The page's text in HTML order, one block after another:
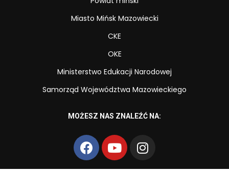
Miasto Mińsk Mazowiecki
CKE
OKE
Ministerstwo Edukacji Narodowej
Samorząd Województwa Mazowieckiego
MOŻESZ NAS ZNALEŹĆ NA: